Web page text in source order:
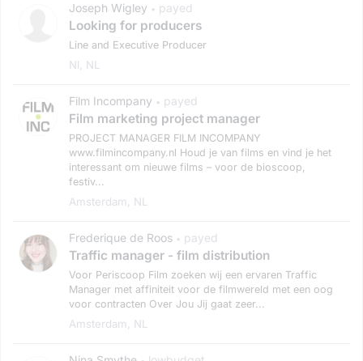
Joseph Wigley • payed
Looking for producers
Line and Executive Producer
Nl, NL
Film Incompany • payed
Film marketing project manager
PROJECT MANAGER FILM INCOMPANY
www.filmincompany.nl Houd je van films en vind je het
interessant om nieuwe films – voor de bioscoop,
festiv...
Amsterdam, NL
Frederique de Roos • payed
Traffic manager - film distribution
Voor Periscoop Film zoeken wij een ervaren Traffic
Manager met affiniteit voor de filmwereld met een oog
voor contracten Over Jou Jij gaat zeer...
Amsterdam, NL